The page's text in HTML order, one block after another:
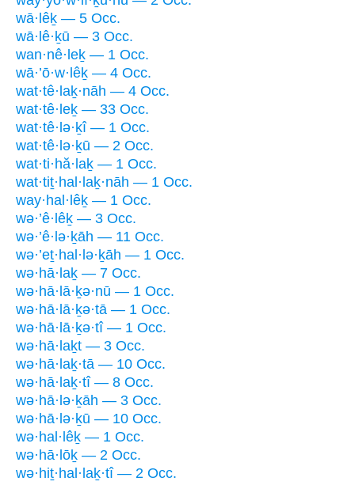
wā·lêḵ — 5 Occ.
wā·lê·ḵū — 3 Occ.
wan·nê·leḵ — 1 Occ.
wā·’ō·w·lêḵ — 4 Occ.
wat·tê·laḵ·nāh — 4 Occ.
wat·tê·leḵ — 33 Occ.
wat·tê·lə·ḵî — 1 Occ.
wat·tê·lə·ḵū — 2 Occ.
wat·ti·hă·laḵ — 1 Occ.
wat·tiṯ·hal·laḵ·nāh — 1 Occ.
way·hal·lêḵ — 1 Occ.
wə·’ê·lêḵ — 3 Occ.
wə·’ê·lə·ḵāh — 11 Occ.
wə·’eṯ·hal·lə·ḵāh — 1 Occ.
wə·hā·laḵ — 7 Occ.
wə·hā·lā·ḵə·nū — 1 Occ.
wə·hā·lā·ḵə·tā — 1 Occ.
wə·hā·lā·ḵə·tî — 1 Occ.
wə·hā·laḵt — 3 Occ.
wə·hā·laḵ·tā — 10 Occ.
wə·hā·laḵ·tî — 8 Occ.
wə·hā·lə·ḵāh — 3 Occ.
wə·hā·lə·ḵū — 10 Occ.
wə·hal·lêḵ — 1 Occ.
wə·hā·lōḵ — 2 Occ.
wə·hiṯ·hal·laḵ·tî — 2 Occ.